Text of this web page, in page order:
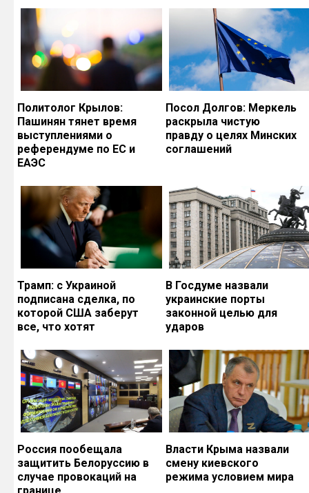
Политолог Крылов:
Пашинян тянет время
выступлениями о
референдуме по ЕС и
ЕАЭС
Посол Долгов: Меркель
раскрыла чистую
правду о целях Минских
соглашений
Трамп: с Украиной
подписана сделка, по
которой США заберут
все, что хотят
В Госдуме назвали
украинские порты
законной целью для
ударов
Россия пообещала
защитить Белоруссию в
случае провокаций на
Власти Крыма назвали
смену киевского
режима условием мира